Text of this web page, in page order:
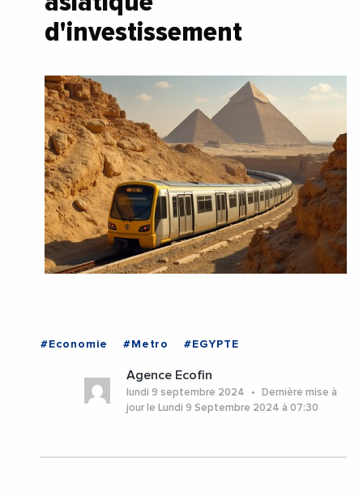
d'investissement
#Economie #Metro #EGYPTE
Agence Ecofin
lundi 9 septembre 2024
Dernière mise à
jour le Lundi 9 Septembre 2024 à 07:30